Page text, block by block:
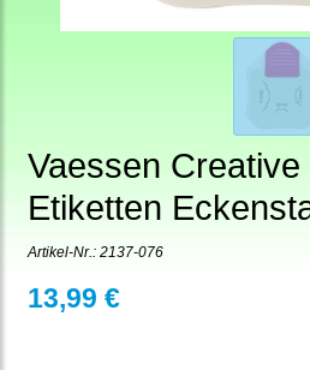
Vaessen Creative
Etiketten
Artikel-Nr.: 2137-076
13,99 €